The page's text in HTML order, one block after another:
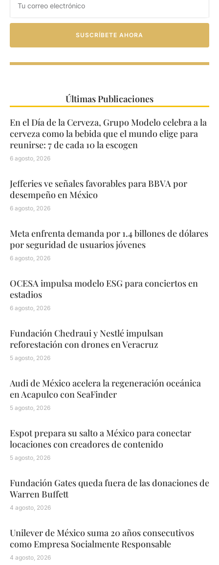
SUSCRÍBETE AHORA
Últimas Publicaciones
En el Día de la Cerveza, Grupo Modelo celebra a la
cerveza como la bebida que el mundo elige para
reunirse: 7 de cada 10 la escogen
6 agosto, 2026
Jefferies ve señales favorables para BBVA por
desempeño en México
6 agosto, 2026
Meta enfrenta demanda por 1.4 billones de dólares
por seguridad de usuarios jóvenes
6 agosto, 2026
OCESA impulsa modelo ESG para conciertos en
estadios
6 agosto, 2026
Fundación Chedraui y Nestlé impulsan
reforestación con drones en Veracruz
5 agosto, 2026
Audi de México acelera la regeneración oceánica
en Acapulco con SeaFinder
5 agosto, 2026
Espot prepara su salto a México para conectar
locaciones con creadores de contenido
5 agosto, 2026
Fundación Gates queda fuera de las donaciones de
Warren Buffett
4 agosto, 2026
Unilever de México suma 20 años consecutivos
como Empresa Socialmente Responsable
4 agosto, 2026